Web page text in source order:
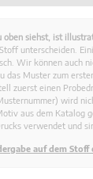
oben siehst, ist
unterscheiden.
Wir können auch
das Muster zum
zuerst einen
wird
aus dem Katalog
verwendet und
auf dem Stoff